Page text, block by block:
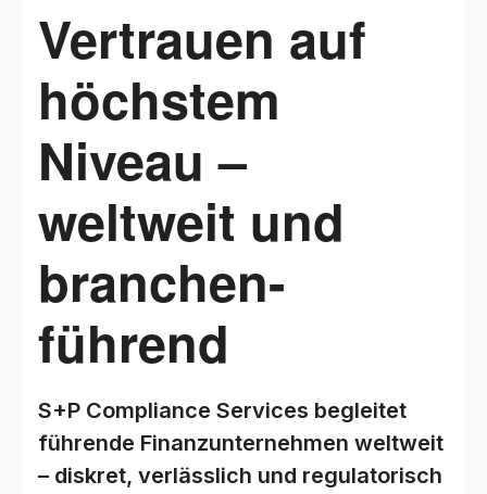
Vertrauen auf
höchstem
Niveau –
weltweit und
branchen-
führend
S+P Compliance Services begleitet
führende Finanzunternehmen weltweit
– diskret, verlässlich und regulatorisch